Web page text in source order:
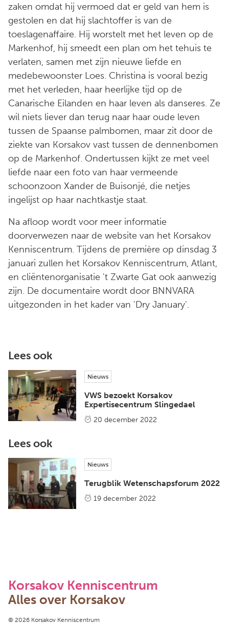
zaken omdat hij vermoed dat er geld van hem is
gestolen en dat hij slachtoffer is van de
toeslagenaffaire. Hij worstelt met het leven op de
Markenhof, hij smeedt een plan om het tehuis te
verlaten, samen met zijn nieuwe liefde en
medebewoonster Loes. Christina is vooral bezig
met het verleden, haar heerlijke tijd op de
Canarische Eilanden en haar leven als danseres. Ze
wil niets liever dan terug naar haar oude leven
tussen de Spaanse palmbomen, maar zit door de
ziekte van Korsakov vast tussen de dennenbomen
op de Markenhof. Ondertussen kijkt ze met veel
liefde naar een foto van haar vermeende
schoonzoon Xander de Buisonjé, die netjes
ingelijst op haar nachtkastje staat.
Na afloop wordt voor meer informatie
doorverwezen naar de website van het Korsakov
Kenniscentrum. Tijdens de première op dinsdag 3
januari zullen het Korsakov Kenniscentrum, Atlant,
en cliëntenorganisatie 't Zwarte Gat ook aanwezig
zijn. De documentaire wordt door BNNVARA
uitgezonden in het kader van 'Dry January'.
Lees ook
Nieuws
VWS bezoekt Korsakov
Expertisecentrum Slingedael
20 december 2022
Lees ook
Nieuws
Terugblik Wetenschapsforum 2022
19 december 2022
Korsakov Kenniscentrum
Alles over Korsakov
Copyright navigation
© 2026 Korsakov Kenniscentrum